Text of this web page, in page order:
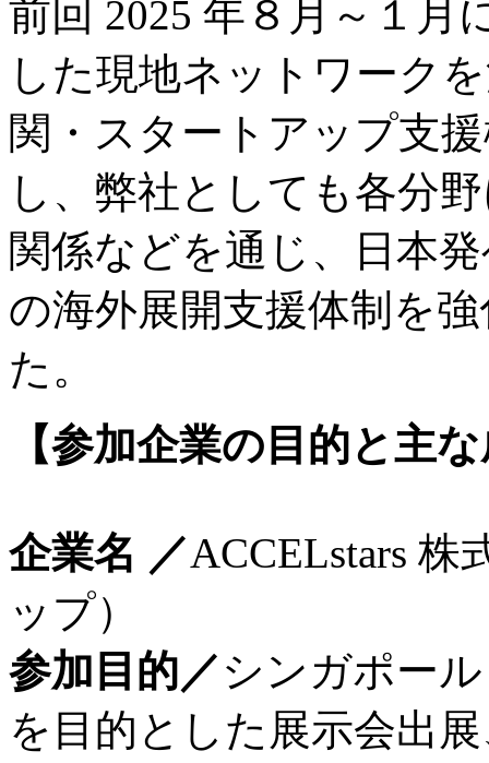
前回 2025 年８月～１月
した現地ネットワーク
関・スタートアップ支
し、弊社としても各分
関係などを通じ、日本
の海外展開支援体制を
た。
【参加企業の目的と主
企業名 ／ACCELstars
ップ）
参加目的／シンガポー
を目的とした展示会出